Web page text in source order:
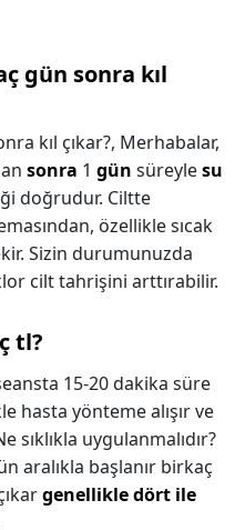
gün sonra kıl
kıl çıkar?, Merhabalar,
sonra 1 gün süreylesu
doğrudur. Ciltte
özellikle sıcak
Sizin durumunuzda
cilt tahrişini arttırabilir.
tl?
15-20 dakika süre
hasta yönteme alışır ve
sıklıkla uygulanmalıdır?
aralıkla başlanır birkaç
genellikle dört ile